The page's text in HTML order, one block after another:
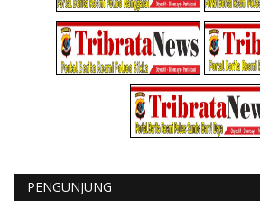
PENGUNJUNG